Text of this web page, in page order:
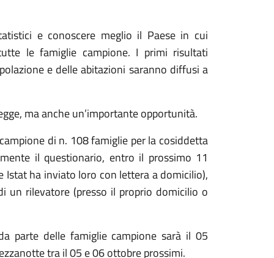
e conoscere meglio il Paese in cui
le famiglie campione. I primi risultati
e delle abitazioni saranno diffusi a
ma anche un’importante opportunità.
di n. 108 famiglie per la cosiddetta
il questionario, entro il prossimo 11
ha inviato loro con lettera a domicilio),
un rilevatore (presso il proprio domicilio o
parte delle famiglie campione sarà il 05
tra il 05 e 06 ottobre prossimi.